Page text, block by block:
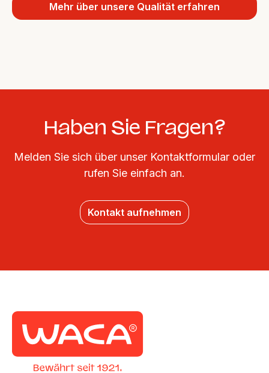
Mehr über unsere Qualität erfahren
Haben Sie Fragen?
Melden Sie sich über unser Kontaktformular oder
rufen Sie einfach an.
Kontakt aufnehmen